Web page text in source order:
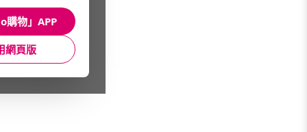
館長推薦 月銷量
購物」APP
網頁版